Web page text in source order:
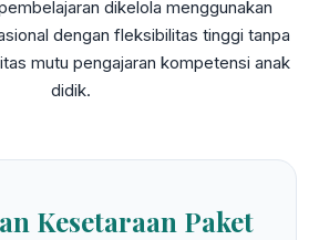
dikelola menggunakan
dengan fleksibilitas tinggi tanpa
mutu pengajaran kompetensi anak
didik.
Kesetaraan Paket